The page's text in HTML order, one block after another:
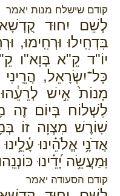
קודם שישלח מנות יאמר
לְשֵׁם יִחוּד קֻדְשָׁא
בִּדְחִֽילוּ וּרְחִֽימוּ,
יוֹ"ד קֵ"א בְּוָא"ו
כָּל־יִשְׂרָאֵל,
מָנוֹת֙ אִ֣ישׁ
לִשְׁלוֹח בְּיוֹם זֶה
שֽׁוֹרֶשׁ מִצְוָה זוֹ
אֲדֹנָ֥י אֱלֹהֵ֗ינוּ
וּֽמַעֲשֵׂ֥ה יָ֝דֵ֗ינוּ
קודם הסעודה יאמר